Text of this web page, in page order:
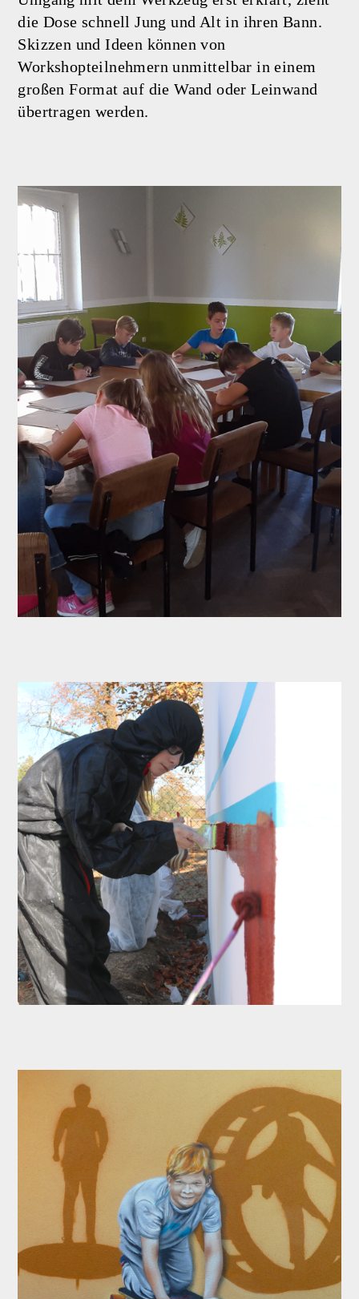
die Dose schnell Jung und Alt in ihren Bann.
Skizzen und Ideen können von
Workshopteilnehmern unmittelbar in einem
großen Format auf die Wand oder Leinwand
übertragen werden.